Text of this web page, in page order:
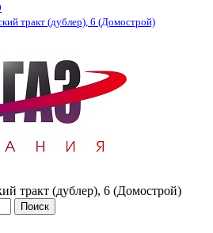
тракт (дублер), 6 (Домострой)
тракт (дублер), 6 (Домострой)
Поиск